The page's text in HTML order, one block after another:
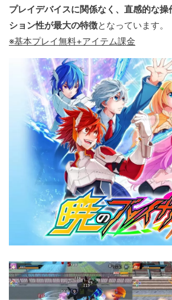
プレイデバイスに関係なく、直感的な操
ション性が最大の特徴となっています。
※基本プレイ無料+アイテム課金